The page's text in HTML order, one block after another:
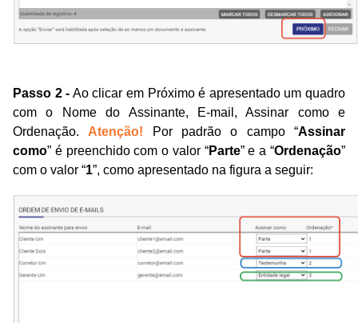
Passo 2 - Ao clicar em Próximo é apresentado um quadro
com o Nome do Assinante, E-mail, Assinar como e
Ordenação. Atenção! Por padrão o campo “Assinar
como” é preenchido com o valor “Parte” e a “Ordenação”
com o valor “1”, como apresentado na figura a seguir: